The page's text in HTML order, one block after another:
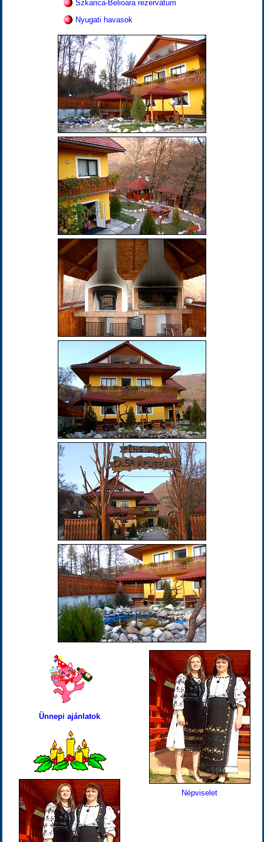
Szkarica-Belioara rezervátum
Nyugati havasok
Ünnepi ajánlatok
Népviselet